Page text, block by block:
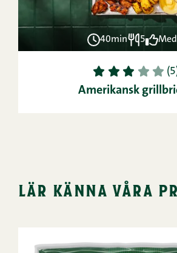
40min 5
1 2 3 4 5
Amerikansk
lär känna våra